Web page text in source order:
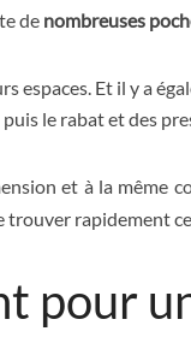
de nombreuses
espaces. Et il y a
le rabat et des
et à la même
trouver rapidement
pour